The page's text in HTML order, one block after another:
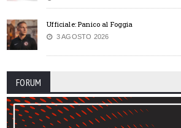
Ufficiale: Panico al Foggia
3 AGOSTO 2026
FORUM